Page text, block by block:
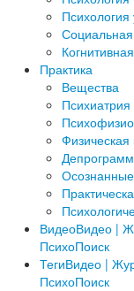
Практика
Вещества
Психиатрия
Физическая
ВидеоВидео |
ПсихоПоиск
ТегиВидео |
ПсихоПоиск